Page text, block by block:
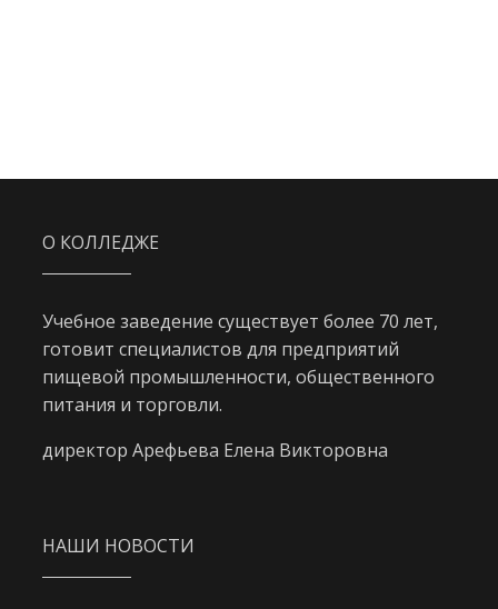
О КОЛЛЕДЖЕ
Учебное заведение существует более 70 лет,
готовит специалистов для предприятий
пищевой промышленности, общественного
питания и торговли.
директор Арефьева Елена Викторовна
НАШИ НОВОСТИ